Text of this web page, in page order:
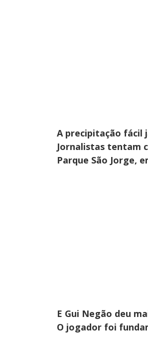
A precipitação fácil
Jornalistas tentam
Parque São Jorge,
E Gui Negão deu
O jogador foi